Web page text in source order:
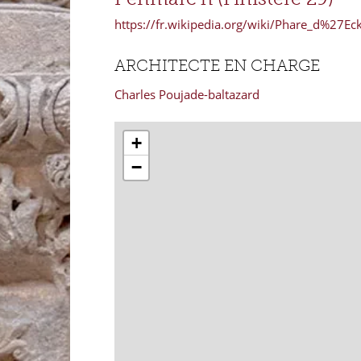
https://fr.wikipedia.org/wiki/
ARCHITECTE EN CHARGE
Charles Poujade-baltazard
+
−